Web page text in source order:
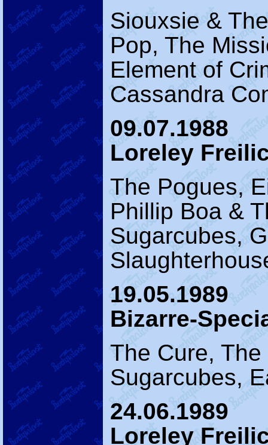
Siouxsie &
Pop, The
Element of
Cassandra
09.07.1988
Loreley
The Pogues,
Phillip Boa &
Sugarcubes,
19.05.1989
Bizarre-
The Cure,
Sugarcubes,
24.06.1989
Loreley